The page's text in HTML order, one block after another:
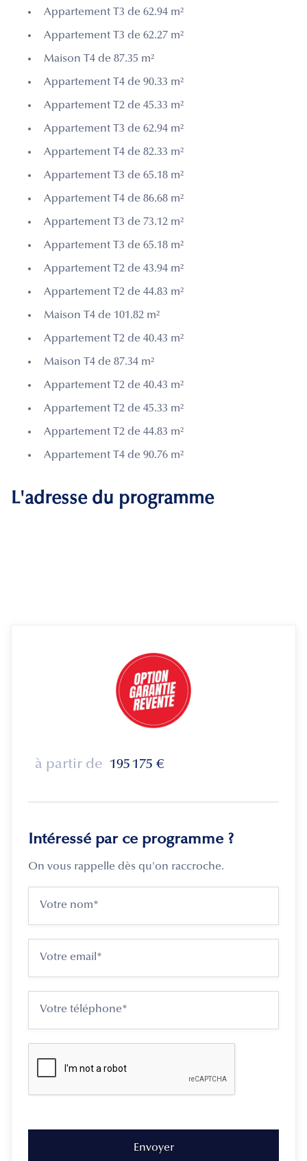
Appartement T3 de 62.94 m²
Appartement T3 de 62.27 m²
Maison T4 de 87.35 m²
Appartement T4 de 90.33 m²
Appartement T2 de 45.33 m²
Appartement T3 de 62.94 m²
Appartement T4 de 82.33 m²
Appartement T3 de 65.18 m²
Appartement T4 de 86.68 m²
Appartement T3 de 73.12 m²
Appartement T3 de 65.18 m²
Appartement T2 de 43.94 m²
Appartement T2 de 44.83 m²
Maison T4 de 101.82 m²
Appartement T2 de 40.43 m²
Maison T4 de 87.34 m²
Appartement T2 de 40.43 m²
Appartement T2 de 45.33 m²
Appartement T2 de 44.83 m²
Appartement T4 de 90.76 m²
L'adresse du programme
à partir de 195 175 €
Intéressé par ce programme ?
On vous rappelle dès qu'on raccroche.